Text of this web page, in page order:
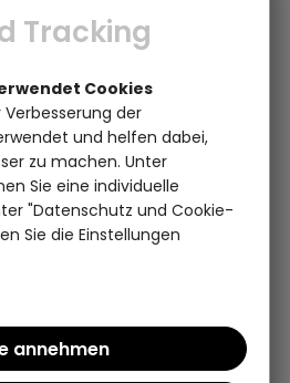
Tracking
Cookies
der
und helfen dabei,
zu machen. Unter
Sie eine individuelle
"Datenschutz und Cookie-
Sie die Einstellungen